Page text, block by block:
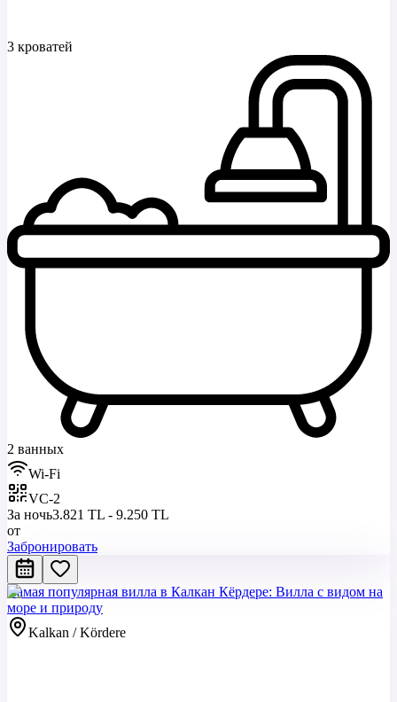
3 кроватей
2 ванных
Wi-Fi
VC-2
За ночь3.821 TL - 9.250 TL
от
Забронировать
Самая популярная вилла в Калкан Кёрдере: Вилла с видом на
море и природу
Kalkan / Kördere